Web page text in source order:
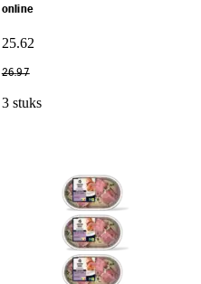
online
25.62
26.97
3 stuks